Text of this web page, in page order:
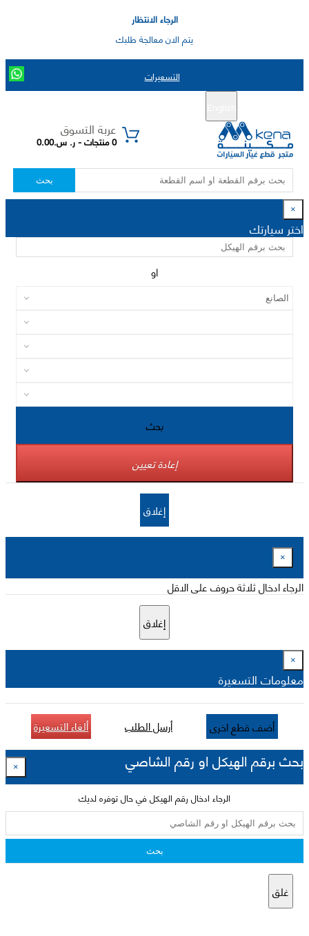
الرجاء الانتظار
يتم الان معالجة طلبك
التسعيرات
عربة التسوق
0 منتجات - ر. س.0.00
بحث
×
اختر سيارتك
او
بحث
إعادة تعيين
إغلاق
×
الرجاء ادخال ثلاثة حروف على الاقل
إغلاق
×
معلومات التسعيرة
أضف قطع اخرى أرسل الطلب ألغاء التسعيرة
بحث برقم الهيكل او رقم الشاصي ×
الرجاء ادخال رقم الهيكل في حال توفره لديك
بحث
غلق